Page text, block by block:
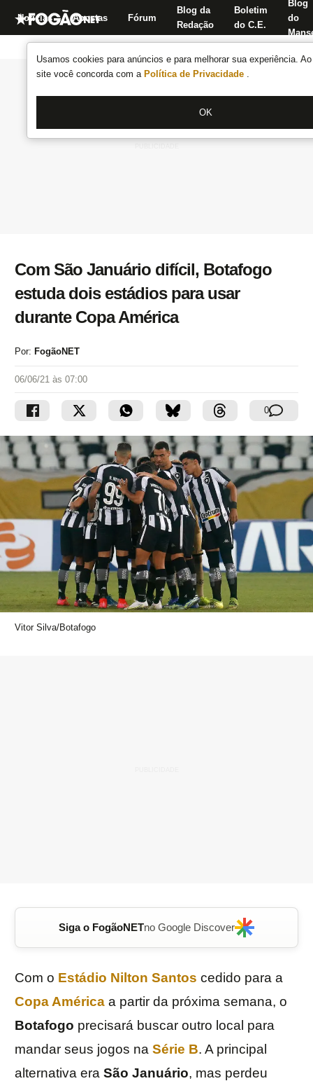
Usamos cookies para anúncios e para melhorar sua experiência.
site você concorda com a Política de Privacidade .
OK
Notícias Apostas Fórum
Blog da
Redação
Boletim
do C.E.
Blog
do
Com São Januário difícil, Botafogo
estuda dois estádios para usar
durante Copa América
Por: FogãoNET
06/06/21 às 07:00
0
Vitor Silva/Botafogo
Siga o FogãoNETno Google Discover
Com o Estádio Nilton Santos cedido para a
Copa América a partir da próxima semana, o
Botafogo precisará buscar outro local para
mandar seus jogos na Série B. A principal
alternativa era São Januário, mas perdeu